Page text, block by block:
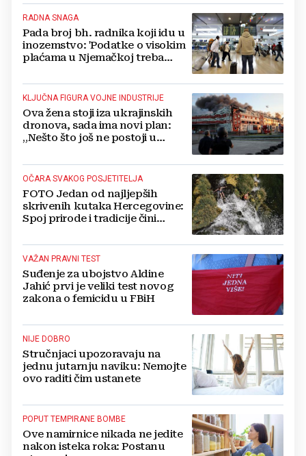
RADNA SNAGA
Pada broj bh. radnika koji idu u
inozemstvo: 'Podatke o visokim
plaćama u Njemačkoj treba
KLJUČNA FIGURA VOJNE INDUSTRIJE
Ova žena stoji iza ukrajinskih
dronova, sada ima novi plan:
„Nešto što još ne postoji u
OČARA SVAKOG POSJETITELJA
FOTO Jedan od najljepših
skrivenih kutaka Hercegovine:
Spoj prirode i tradicije čini
destinacijom
VAŽAN PRAVNI TEST
Suđenje za ubojstvo Aldine
Jahić prvi je veliki test novog
zakona o femicidu u FBiH
NIJE DOBRO
Stručnjaci upozoravaju na
jednu jutarnju naviku: Nemojte
ovo raditi čim ustanete
POPUT TEMPIRANE BOMBE
Ove namirnice nikada ne jedite
nakon isteka roka: Postanu